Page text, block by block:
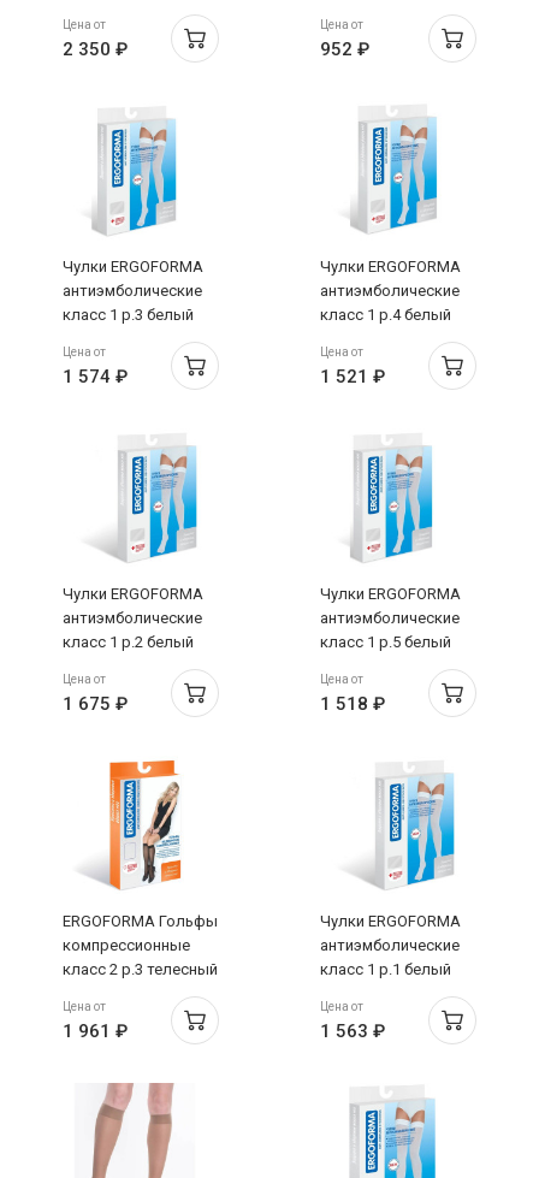
класс 1 р.3 телесный
арт.211
Цена от
2 350 ₽
класс 1 р.4 телесный
арт.211
Цена от
952 ₽
Чулки ERGOFORMA
антиэмболические
класс 1 р.3 белый
Цена от
1 574 ₽
Чулки ERGOFORMA
антиэмболические
класс 1 р.4 белый
Цена от
1 521 ₽
Чулки ERGOFORMA
антиэмболические
класс 1 р.2 белый
Цена от
1 675 ₽
Чулки ERGOFORMA
антиэмболические
класс 1 р.5 белый
Цена от
1 518 ₽
ERGOFORMA Гольфы
компрессионные
класс 2 р.3 телесный
Цена от
1 961 ₽
Чулки ERGOFORMA
антиэмболические
класс 1 р.1 белый
Цена от
1 563 ₽